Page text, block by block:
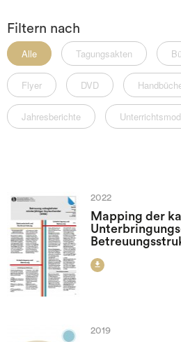
Filtern nach
Alle Tagungsakten
Flyer DVD
Jahresberichte
2022
Mapping der

2019